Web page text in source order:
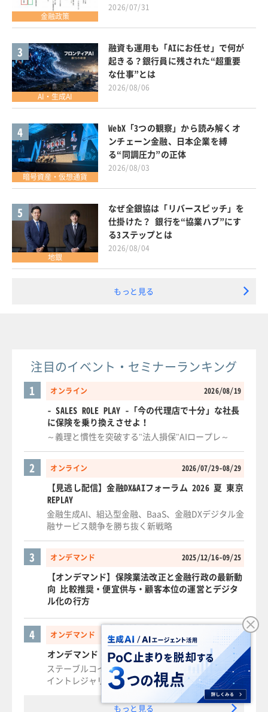
金融政策
2026/07/31
3
AI・生成AI
融資も運用も「AIにお任せ」で何が
起きる？銀行員に残された“超重要
な仕事”とは
2026/08/06
4
暗号資産・仮想通貨
WebX「3つの観察」から読み解くオ
ンチェーン金融、日本企業を縛
る“同調圧力”の正体
2026/08/03
5
地銀
なぜ全銀協は「リバースピッチ」を
仕掛けた？ 銀行を“協業ハブ”にす
る3ステップとは
2026/08/04
もっと見る
注目のイベント・セミナーランキング
オンライン 2026/08/19
1
- SALES ROLE PLAY -「今の代理店で十分」な社長
に保険を乗り換えさせよ！
～義理と慣性を突破する"法人損保"AIロープレ～
オンライン 2026/07/29-08/29
2
【見逃し配信】金融DX&AIフォーラム 2026 夏 東京
REPLAY
金融生成AI、組込型金融、BaaS、金融DXデジタル金
融サービス競争を勝ち抜く新戦略
オンデマンド 2025/12/16-09/25
3
【オンデマンド】保険業法改正と金融行政の最新動
向 比較推奨・便宜供与・顧客本位の運営とデジタ
ル化の行方
オンデマンド 2026/01/16-09/25
4
オンデマンド デジタル金融資産新規事業開発講座
ステーブルコイン・RWA・デジタル証券・ビットコ
イントレジャリーの実装と未来戦略
もっと見る